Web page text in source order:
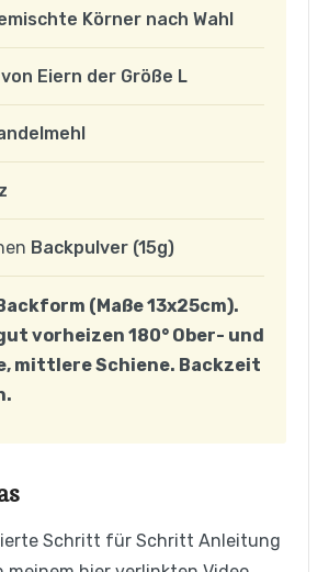
Körner nach Wahl
Eiern der Größe L
Backpulver (15g)
(Maße 13x25cm).
vorheizen 180° Ober- und
mittlere Schiene. Backzeit
Schritt für Schritt Anleitung